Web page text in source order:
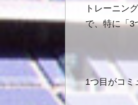
トレーニン
で、特に「3
1つ目がコミ